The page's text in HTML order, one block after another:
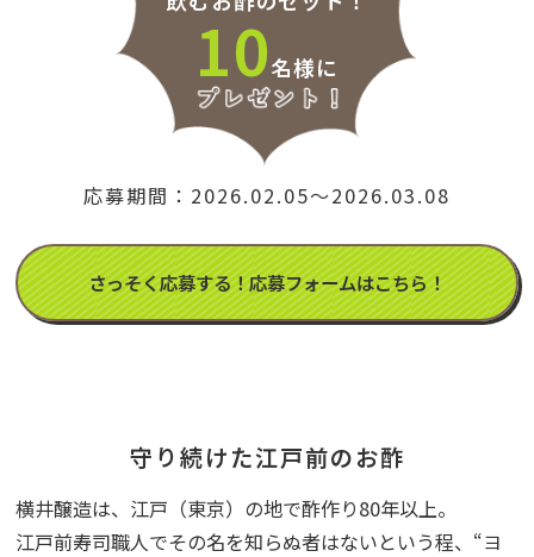
10名様に
応募期間：2026.02.05～2026.03.08
さっそく応募する！応募フォームはこちら！
守り続けた江戸前のお酢
横井醸造は、江戸（東京）の地で酢作り80年以上。
江戸前寿司職人でその名を知らぬ者はないという程、“ヨ